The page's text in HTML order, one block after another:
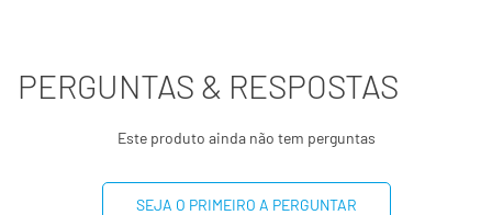
PERGUNTAS & RESPOSTAS
Este produto ainda não tem perguntas
SEJA O PRIMEIRO A PERGUNTAR